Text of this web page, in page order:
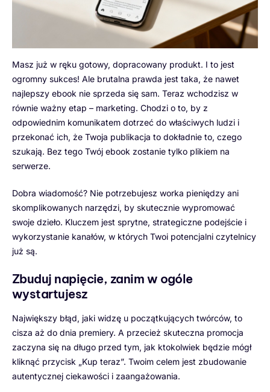
Masz już w ręku gotowy, dopracowany produkt. I to jest
ogromny sukces! Ale brutalna prawda jest taka, że nawet
najlepszy ebook nie sprzeda się sam. Teraz wchodzisz w
równie ważny etap – marketing. Chodzi o to, by z
odpowiednim komunikatem dotrzeć do właściwych ludzi i
przekonać ich, że Twoja publikacja to dokładnie to, czego
szukają. Bez tego Twój ebook zostanie tylko plikiem na
serwerze.
Dobra wiadomość? Nie potrzebujesz worka pieniędzy ani
skomplikowanych narzędzi, by skutecznie wypromować
swoje dzieło. Kluczem jest sprytne, strategiczne podejście i
wykorzystanie kanałów, w których Twoi potencjalni czytelnicy
już są.
Zbuduj napięcie, zanim w ogóle
wystartujesz
Największy błąd, jaki widzę u początkujących twórców, to
cisza aż do dnia premiery. A przecież skuteczna promocja
zaczyna się na długo przed tym, jak ktokolwiek będzie mógł
kliknąć przycisk „Kup teraz”. Twoim celem jest zbudowanie
autentycznej ciekawości i zaangażowania.